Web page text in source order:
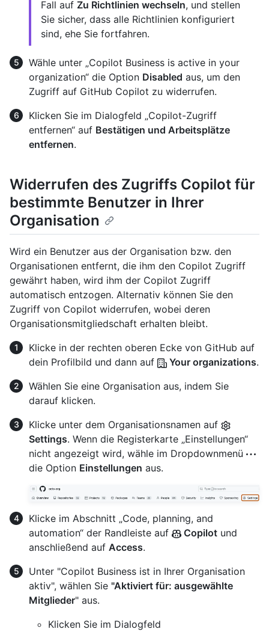
Fall auf Zu Richtlinien wechseln, und stellen
Sie sicher, dass alle Richtlinien konfiguriert
sind, ehe Sie fortfahren.
Wähle unter „Copilot Business is active in your
organization“ die Option Disabled aus, um den
Zugriff auf GitHub Copilot zu widerrufen.
Klicken Sie im Dialogfeld „Copilot-Zugriff
entfernen“ auf Bestätigen und Arbeitsplätze
entfernen.
Widerrufen des Zugriffs Copilot für
bestimmte Benutzer in Ihrer
Organisation
Wird ein Benutzer aus der Organisation bzw. den
Organisationen entfernt, die ihm den Copilot Zugriff
gewährt haben, wird ihm der Copilot Zugriff
automatisch entzogen. Alternativ können Sie den
Zugriff von Copilot widerrufen, wobei deren
Organisationsmitgliedschaft erhalten bleibt.
Klicke in der rechten oberen Ecke von GitHub auf
dein Profilbild und dann auf
Your organizations.
Wählen Sie eine Organisation aus, indem Sie
darauf klicken.
Klicke unter dem Organisationsnamen auf
Settings. Wenn die Registerkarte „Einstellungen“
nicht angezeigt wird, wähle im Dropdownmenü
die Option Einstellungen aus.
Klicke im Abschnitt „Code, planning, and
automation“ der Randleiste auf
Copilot und
anschließend auf Access.
Unter "Copilot Business ist in Ihrer Organisation
aktiv", wählen Sie "Aktiviert für: ausgewählte
Mitglieder" aus.
Klicken Sie im Dialogfeld